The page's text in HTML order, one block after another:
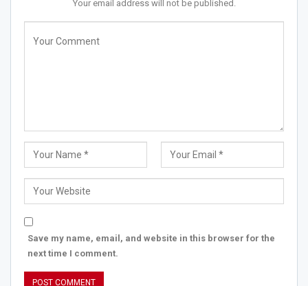
Your email address will not be published.
Save my name, email, and website in this browser for the
next time I comment.